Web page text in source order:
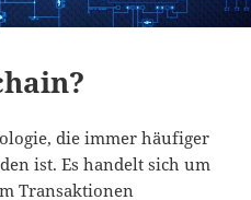
die immer häufiger
ist. Es handelt sich um
Transaktionen